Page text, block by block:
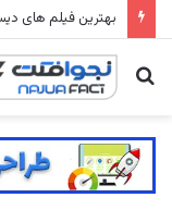
جستجو
برای